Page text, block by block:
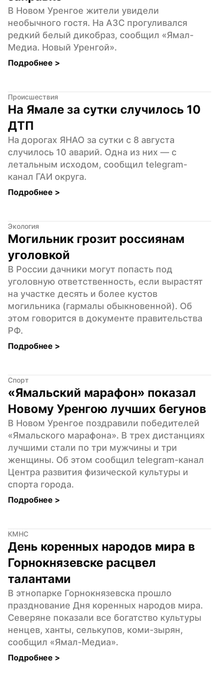
В Новом Уренгое жители увидели
необычного гостя. На АЗС прогуливался
редкий белый дикобраз, сообщил «Ямал-
Медиа. Новый Уренгой».
Подробнее >
Происшествия
На Ямале за сутки случилось 10
ДТП
На дорогах ЯНАО за сутки с 8 августа
случилось 10 аварий. Одна из них — с
летальным исходом, сообщил telegram-
канал ГАИ округа.
Подробнее >
Экология
Могильник грозит россиянам
уголовкой
В России дачники могут попасть под
уголовную ответственность, если вырастят
на участке десять и более кустов
могильника (гармалы обыкновенной). Об
этом говорится в документе правительства
РФ.
Подробнее >
Спорт
«Ямальский марафон» показал
Новому Уренгою лучших бегунов
В Новом Уренгое поздравили победителей
«Ямальского марафона». В трех дистанциях
лучшими стали по три мужчины и три
женщины. Об этом сообщил telegram-канал
Центра развития физической культуры и
спорта города.
Подробнее >
КМНС
День коренных народов мира в
Горнокнязевске расцвел
талантами
В этнопарке Горнокнязевска прошло
празднование Дня коренных народов мира.
Северяне показали все богатство культуры
ненцев, ханты, селькупов, коми-зырян,
сообщил «Ямал-Медиа».
Подробнее >